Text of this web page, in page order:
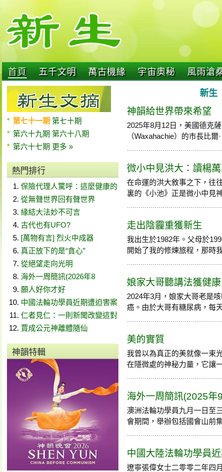
首頁 五千文明 萬古機緣 宇宙奧秘 風雨滄
第七十一期 第七十期
第六十九期 第六十八期
第六十七期 更多 »
熱門排行
保險代理人驚呼：這麼健康的
從無聲世界回有聲世界
緣結大法妙不可言
古代也有UFO?
[萬物有言] 烈火中成器
真正放下的是“貪心”
從絕望走向光明
海外一周簡訊(2026年8
願人好你才好
中國法輪功學員近期遭迫害案
仁者見仁：一則新聞改變這對
賈成公元神離體隨仙
神韻特輯
新生
神韻給世界帶來希望
2025年8月12日，美國德克
（Waxahachie）的市長比
微小中見洪大：讀楊
在命運的洪大敘事之下，往
裏的《小池》正是微小中見
走出陰霾重獲新生
我出生於1982年。父母於
開始了我的修煉旅程，那時
娘家大哥聽講法獲健康
2024年3月，娘家大哥老是
癌。由於大哥有糖尿病，每
美的實質
我曾以為真正的美就像一束
在隱微處的神秘力量，它讓
海外一周簡訊(2025年
澳洲法輪功學員九月一日至
會期間，舉辦包括國會山前
中國大陸法輪功學員
遼寧張偉女士二零零二年四